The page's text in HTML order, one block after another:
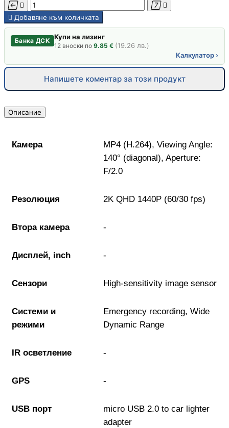
PoE устройства
IP камери
камери
КОМПЮТЪРНИ
- HDMI,
VGA, DVI
   
 Добавяне към количката
Банка ДСК Купи на лизинг
12 вноски по 9.85 € (19.26 лв.)
Калкулатор ›
Напишете коментар за този продукт
Описание
Камера
MP4 (H.264), Viewing Angle:
140° (diagonal), Aperture:
F/2.0
Резолюция 2K QHD 1440P (60/30 fps)
Втора камера -
Дисплей, inch -
Сензори High-sensitivity image sensor
Системи и
режими
Emergency recording, Wide
Dynamic Range
IR осветление -
GPS -
USB порт
micro USB 2.0 to car lighter
adapter